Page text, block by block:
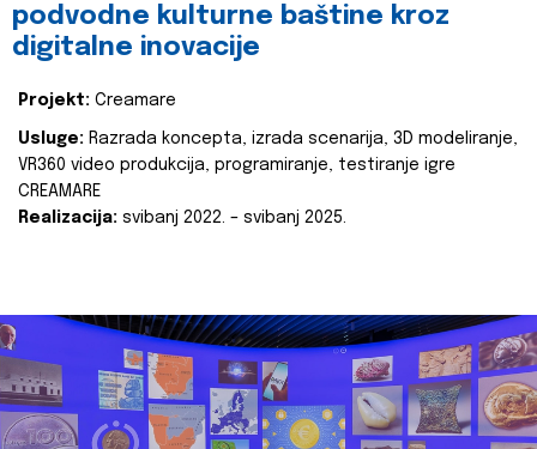
podvodne kulturne baštine kroz
digitalne inovacije
Projekt: Creamare
Usluge: Razrada koncepta, izrada scenarija, 3D modeliranje,
VR360 video produkcija, programiranje, testiranje igre
CREAMARE
Realizacija: svibanj 2022. – svibanj 2025.